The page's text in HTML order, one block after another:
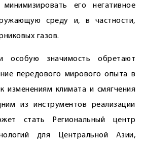
его негативное
среду и, в частности,
газов.
особую значимость обретают
передового мирового опыта в
изменениям климата и смягчения
из инструментов реализации
стать Региональный центр
для Центральной Азии,